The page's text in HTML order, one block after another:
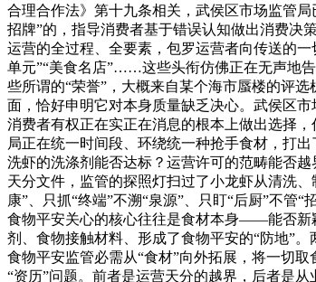
合理合作法》第十九条相关，武侯区市场监管
招牌”的，指导消费者基于错误认知做出消费决
运营的全过程、全要素，包罗运营者向传送的
单元”“美食名店”……这些头衔仿佛正在无声地
些所谓的“荣誉”，大概来自某个海市蜃楼的评
面，恰好申明它对本身质量缺乏决心。武侯区
消费者有权正在实正在消息的根本上做出选择
局正在统一时间段、环绕统一种抢手食材，打
洗虾的洗涤剂能否达标？运营许可的范畴能否
天分文件，监管的探照灯扫过了小龙虾从清洗
康”、只抓“终端”不溯“泉源”、只盯“后厨”不管
食物平安关心的核心往往是食材本身——能否新
剂、食物接触材料、形成了食物平安的“防地”
食物平安监管必需从“食材”向外拓展，将一切
“资历”问题。前者是运营天分的越界，后者是